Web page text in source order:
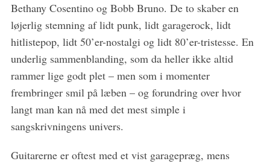
Bethany Cosentino og Bobb Bruno. De to skaber en
løjerlig stemning af lidt punk, lidt garagerock, lidt
hitlistepop, lidt 50’er-nostalgi og lidt 80’er-tristesse. En
underlig sammenblanding, som da heller ikke altid
rammer lige godt plet – men som i momenter
frembringer smil på læben – og forundring over hvor
langt man kan nå med det mest simple i
sangskrivningens univers.
Guitarerne er oftest med et vist garagepræg, mens
S
e
a
c
h
f
o
: